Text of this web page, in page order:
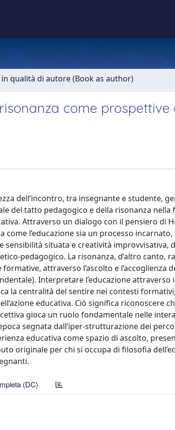
in qualità di autore (Book as author)
come prospettive
dell’incontro, tra insegnante e studente,
del tatto pedagogico e della risonanza
Attraverso un dialogo con il pensiero di
l’educazione sia un processo
sensibilità situata e creatività improvvisativa,
pedagogico. La risonanza, d’altro canto,
attraverso l’ascolto e l’accoglienza
Interpretare l’educazione
la centralità del sentire nei contesti
educativa. Ciò significa riconoscere
gioca un ruolo fondamentale nelle
segnata dall’iper-strutturazione dei
educativa come spazio di ascolto,
originale per chi si occupa di filosofia
(DC)